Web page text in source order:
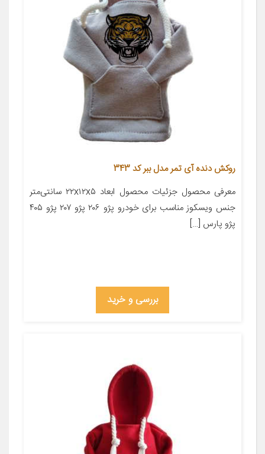
روکش دنده آی تمر مدل ببر کد 343
معرفی محصول جزئیات محصول ابعاد ۲۲x۱۲x۵ سانتی‌متر
جنس ویسکوز مناسب برای خودرو پژو ۲۰۶ پژو ۲۰۷ پژو ۴۰۵
پژو پارس […]
بررسی و خرید